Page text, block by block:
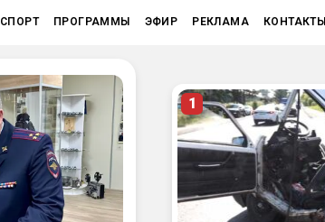
СПОРТ ПРОГРАММЫ ЭФИР РЕКЛАМА КОНТАКТЫ